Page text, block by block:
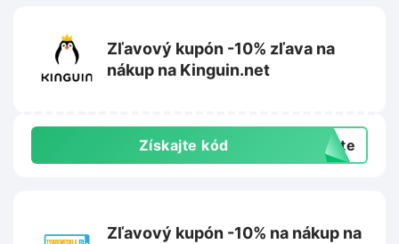
Zľavový kupón -10% zľava na
nákup na Kinguin.net
Získajte kód exte
Zľavový kupón -10% na nákup na